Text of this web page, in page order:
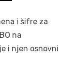
i šifre za
na
i njen osnovni